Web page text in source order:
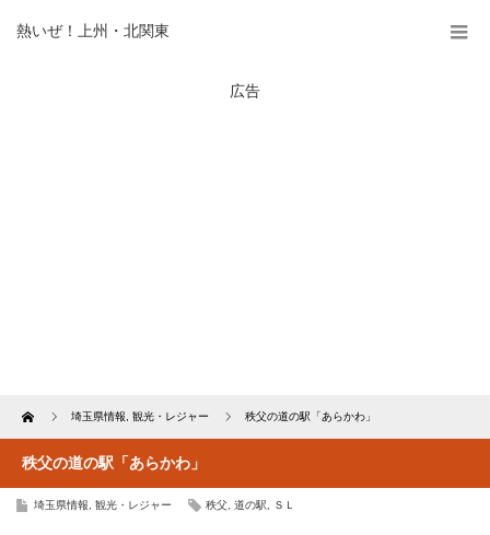
熱いぜ！上州・北関東
広告
Home 埼玉県情報 観光・レジャー 秩父の道の駅「あらかわ」
秩父の道の駅「あらかわ」
埼玉県情報 観光・レジャー 秩父 道の駅 ＳＬ